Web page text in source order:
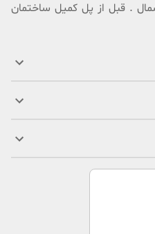
. قبل از پل کمیل ساختمان